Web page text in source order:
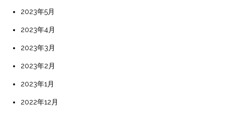
2023年5月
2023年4月
2023年3月
2023年2月
2023年1月
2022年12月